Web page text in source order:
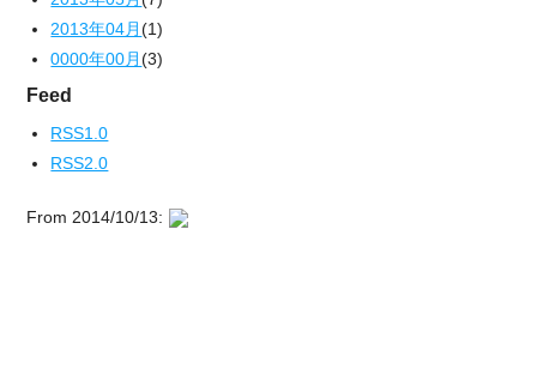
2013年04月(1)
0000年00月(3)
Feed
RSS1.0
RSS2.0
From 2014/10/13: